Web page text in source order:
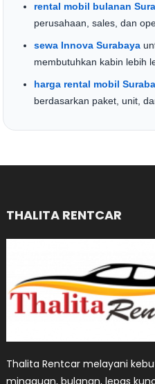
rental mobil bulanan
perusahaan, sales, dan
sewa Innova Surabaya
membutuhkan kabin lebih
harga rental mobil
berdasarkan paket, unit,
THALITA RENTCAR
Thalita Rentcar melayani
mingguan, bulanan, lepas